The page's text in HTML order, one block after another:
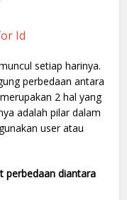
Id
setiap harinya.
perbedaan antara
2 hal yang
adalah pilar dalam
user atau
perbedaan diantara